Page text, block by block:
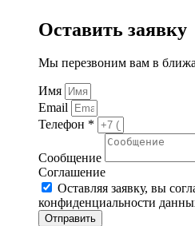
Оставить заявку
Мы перезвоним вам в
Имя
Email
Телефон *
Сообщение
Соглашение
Оставляя заявку, вы
конфиденциальности
Отправить